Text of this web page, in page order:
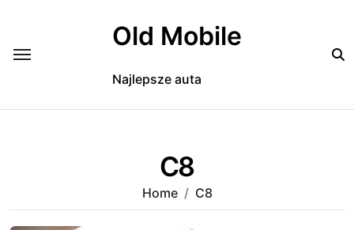
Old Mobile
Najlepsze auta
C8
Home C8